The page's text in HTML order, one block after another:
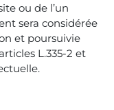
ou de l’un
sera considérée
et poursuivie
L.335-2 et